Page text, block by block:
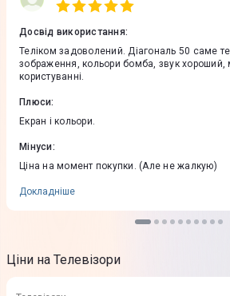
Досвід використання:
Теліком задоволений. Діагональ 50 саме те, що треба.
зображення, кольори бомба, звук хороший,
користуванні.
Плюси:
Екран і кольори.
Мінуси:
Ціна на момент покупки. (Але не жалкую)
Докладніше
Ціни на Телевізори